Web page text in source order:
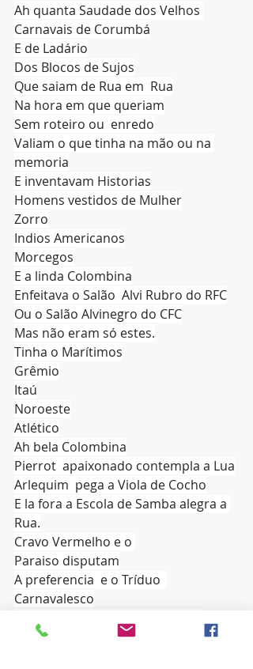
Ah quanta Saudade dos Velhos
Carnavais de Corumbá
E de Ladário
Dos Blocos de Sujos
Que saiam de Rua em  Rua
Na hora em que queriam
Sem roteiro ou  enredo
Valiam o que tinha na mão ou na
memoria
E inventavam Historias
Homens vestidos de Mulher
Zorro
Indios Americanos
Morcegos
E a linda Colombina
Enfeitava o Salão  Alvi Rubro do RFC
Ou o Salão Alvinegro do CFC
Mas não eram só estes.
Tinha o Marítimos
Grêmio
Itaú
Noroeste
Atlético
Ah bela Colombina
Pierrot  apaixonado contempla a Lua
Arlequim  pega a Viola de Cocho
E la fora a Escola de Samba alegra a
Rua.
Cravo Vermelho e o
Paraiso disputam
A preferencia  e o Tríduo
Carnavalesco
Cinzas